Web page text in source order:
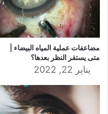
مضاعفات عملية المياه البيضاء |
متى يستقر النظر بعدها؟
يناير 22, 2022